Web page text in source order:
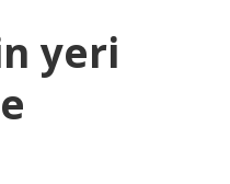
yeri